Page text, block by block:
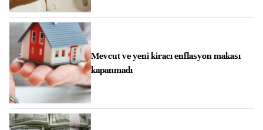
Mevcut ve yeni kiracı enflasyon makası
kapanmadı